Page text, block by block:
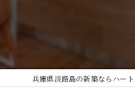
兵庫県淡路島の新築ならハー